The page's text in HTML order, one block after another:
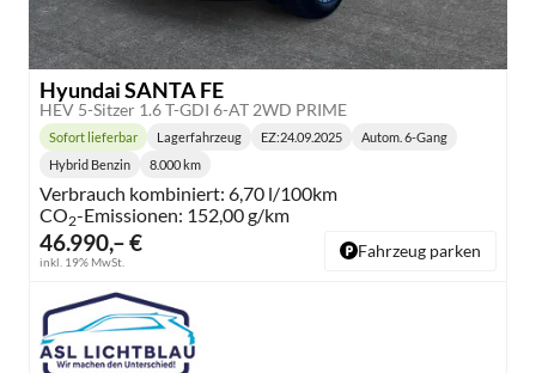
Hyundai SANTA FE
HEV 5-Sitzer 1.6 T-GDI 6-AT 2WD PRIME
46.990,– €
inkl. 19% MwSt.
Lieferzeit:
Sofort lieferbar Lagerfahrzeug EZ:24.09.2025
Getriebe:
Autom. 6-Gang
Kraftstoff:
Hybrid Benzin
Kilometerstand:
8.000 km
Verbrauch kombiniert: 6,70 l/100km
CO2-Emissionen: 152,00 g/km
Fahrzeug parken